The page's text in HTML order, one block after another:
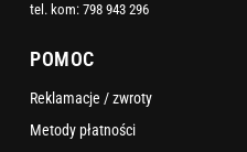
tel. kom: 798 943 296
POMOC
Reklamacje / zwroty
Metody płatności